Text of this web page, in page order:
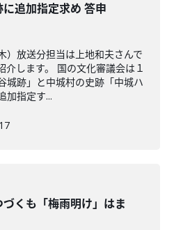
に追加指定求め 答申
）放送分担当は上地和夫さんで
介します。 国の文化審議会は１
城跡」と中城村の史跡「中城ハ
加指定す...
づくも「梅雨明け」はま